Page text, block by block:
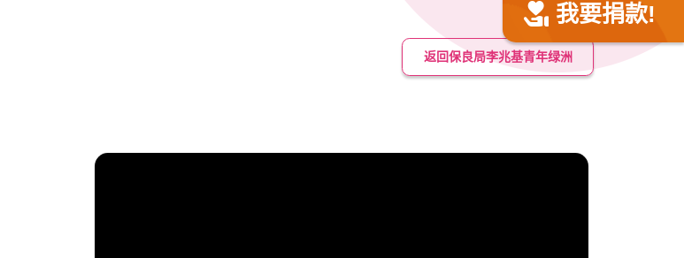
我要捐款!
返回保良局李兆基青年绿洲